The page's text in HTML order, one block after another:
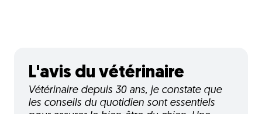
L'avis du vétérinaire
Vétérinaire depuis 30 ans, je constate que
les conseils du quotidien sont essentiels